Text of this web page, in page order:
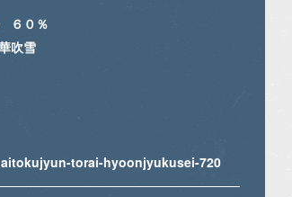
６０％
吹雪
torai-hyoonjyukusei-720